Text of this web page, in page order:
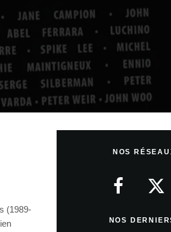
(1989-
NOS
NOS